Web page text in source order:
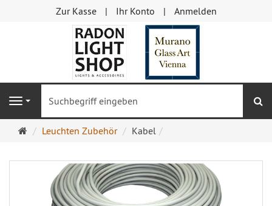
Zur Kasse Ihr Konto Anmelden
Navigation
Startseite
Leuchten Zubehör Kabel